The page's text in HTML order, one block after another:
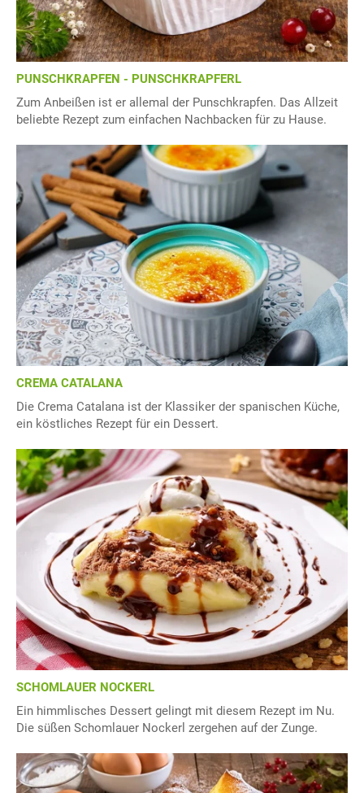
PUNSCHKRAPFEN - PUNSCHKRAPFERL
Zum Anbeißen ist er allemal der Punschkrapfen. Das Allzeit
beliebte Rezept zum einfachen Nachbacken für zu Hause.
CREMA CATALANA
Die Crema Catalana ist der Klassiker der spanischen Küche,
ein köstliches Rezept für ein Dessert.
SCHOMLAUER NOCKERL
Ein himmlisches Dessert gelingt mit diesem Rezept im Nu.
Die süßen Schomlauer Nockerl zergehen auf der Zunge.